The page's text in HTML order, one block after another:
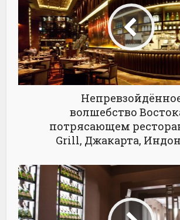
волшебство
потрясающем
Grill, Джакарта,